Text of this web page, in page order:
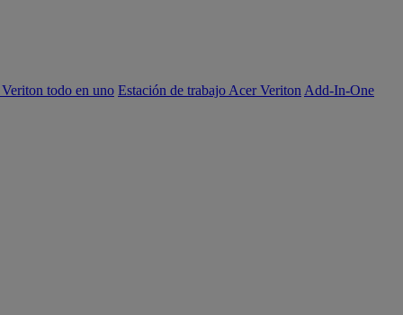
todo en uno Estación de trabajo Acer Veriton Add-In-One